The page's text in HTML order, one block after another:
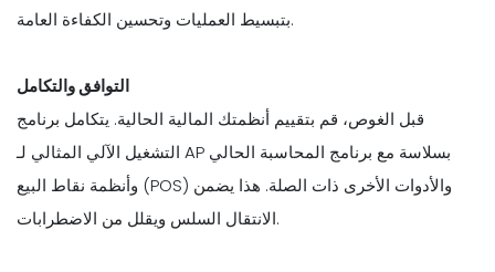
بتبسيط العمليات وتحسين الكفاءة العامة.
التوافق والتكامل
قبل الغوص، قم بتقييم أنظمتك المالية الحالية. يتكامل برنامج
التشغيل الآلي المثالي لـ AP بسلاسة مع برنامج المحاسبة الحالي
وأنظمة نقاط البيع (POS) والأدوات الأخرى ذات الصلة. هذا يضمن
الانتقال السلس ويقلل من الاضطرابات.